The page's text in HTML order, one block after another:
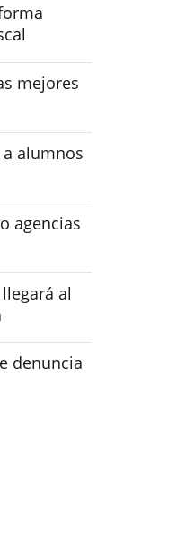
mejores
a alumnos
agencias
al
denuncia